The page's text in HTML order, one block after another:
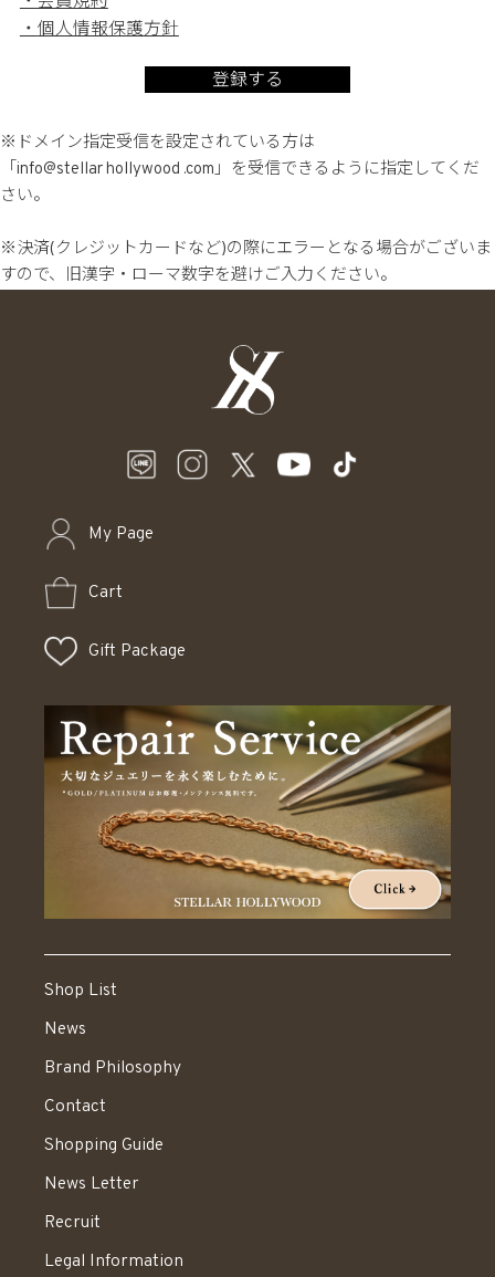
個人情報保護方針
登録する
※ドメイン指定受信を設定されている方は
「info@stellar hollywood .com」を受信できるように指定してくだ
さい。
※決済(クレジットカードなど)の際にエラーとなる場合がございま
すので、旧漢字・ローマ数字を避けご入力ください。
My Page
Cart
Gift Package
Shop List
News
Brand Philosophy
Contact
Shopping Guide
News Letter
Recruit
Legal Information